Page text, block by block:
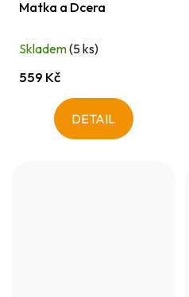
Matka a Dcera
Skladem(5 ks)
559 Kč
DETAIL